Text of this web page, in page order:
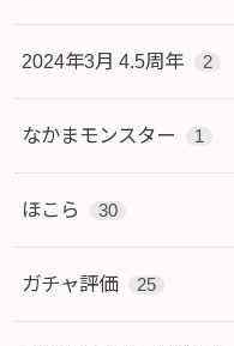
2024年3月 4.5周年 2
なかまモンスター 1
ほこら 30
ガチャ評価 25